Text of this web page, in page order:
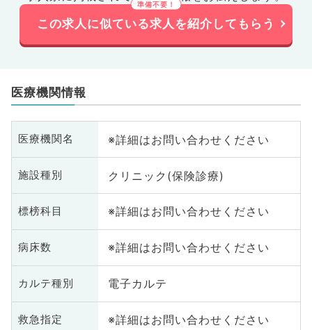
この求人に似ている求人を紹介してもらう
医療機関情報
医療機関名 ※詳細はお問い合わせください
施設種別 クリニック(保険診療)
標榜科目 ※詳細はお問い合わせください
病床数 ※詳細はお問い合わせください
カルテ種別 電子カルテ
救急指定 ※詳細はお問い合わせください